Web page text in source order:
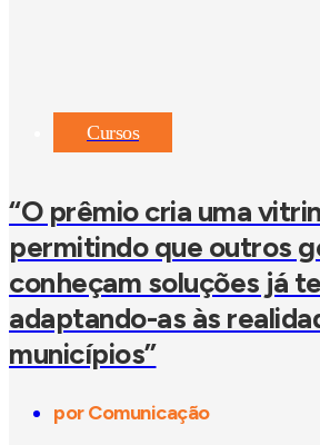
Cursos
“O prêmio cria uma
permitindo que outros
conheçam soluções já
adaptando-as às
municípios”
porComunicação